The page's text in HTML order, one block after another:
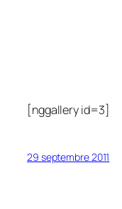
[nggallery id=3]
29 septembre 2011